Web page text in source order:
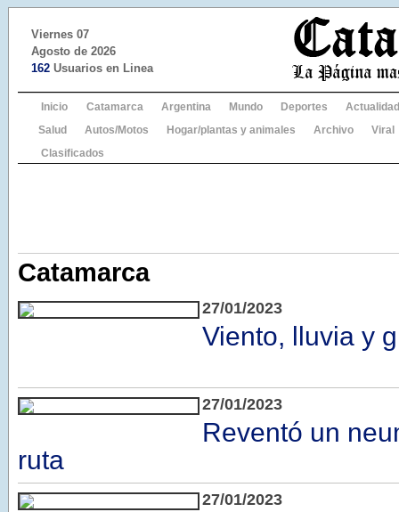
Viernes 07
Agosto de 2026
162 Usuarios en Linea
Inicio Catamarca Argentina Mundo Deportes
Actualidad
Salud
Autos/Motos Hogar/plantas y animales Archivo
Viral
Clasificados
Catamarca
27/01/2023
Viento, lluvia y
27/01/2023
Reventó un
ruta
27/01/2023